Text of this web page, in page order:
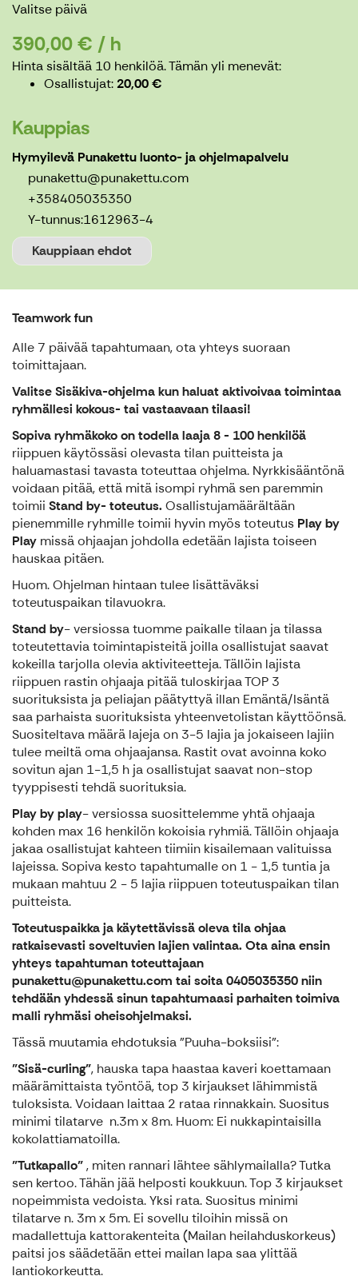
Valitse päivä
390,00 € / h
Hinta sisältää 10 henkilöä.Tämän yli menevät:
Osallistujat 20,00 €
Kauppias
Hymyilevä Punakettu luonto- ja ohjelmapalvelu
punakettu@punakettu.com
+358405035350
Y-tunnus:1612963-4
Kauppiaan ehdot
Teamwork fun
Alle 7 päivää tapahtumaan, ota yhteys suoraan
toimittajaan.
Valitse Sisäkiva-ohjelma kun haluat aktivoivaa toimintaa
ryhmällesi kokous- tai vastaavaan tilaasi!
Sopiva ryhmäkoko on todella laaja 8 - 100 henkilöä
riippuen käytössäsi olevasta tilan puitteista ja
haluamastasi tavasta toteuttaa ohjelma. Nyrkkisääntönä
voidaan pitää, että mitä isompi ryhmä sen paremmin
toimii Stand by- toteutus. Osallistujamäärältään
pienemmille ryhmille toimii hyvin myös toteutus Play by
Play missä ohjaajan johdolla edetään lajista toiseen
hauskaa pitäen.
Huom. Ohjelman hintaan tulee lisättäväksi
toteutuspaikan tilavuokra.
Stand by- versiossa tuomme paikalle tilaan ja tilassa
toteutettavia toimintapisteitä joilla osallistujat saavat
kokeilla tarjolla olevia aktiviteetteja. Tällöin lajista
riippuen rastin ohjaaja pitää tuloskirjaa TOP 3
suorituksista ja peliajan päätyttyä illan Emäntä/Isäntä
saa parhaista suorituksista yhteenvetolistan käyttöönsä.
Suositeltava määrä lajeja on 3-5 lajia ja jokaiseen lajiin
tulee meiltä oma ohjaajansa. Rastit ovat avoinna koko
sovitun ajan 1-1,5 h ja osallistujat saavat non-stop
tyyppisesti tehdä suorituksia.
Play by play- versiossa suosittelemme yhtä ohjaaja
kohden max 16 henkilön kokoisia ryhmiä. Tällöin ohjaaja
jakaa osallistujat kahteen tiimiin kisailemaan valituissa
lajeissa. Sopiva kesto tapahtumalle on 1 - 1,5 tuntia ja
mukaan mahtuu 2 - 5 lajia riippuen toteutuspaikan tilan
puitteista.
Toteutuspaikka ja käytettävissä oleva tila ohjaa
ratkaisevasti soveltuvien lajien valintaa. Ota aina ensin
yhteys tapahtuman toteuttajaan
punakettu@punakettu.com tai soita 0405035350 niin
tehdään yhdessä sinun tapahtumaasi parhaiten toimiva
malli ryhmäsi oheisohjelmaksi.
Tässä muutamia ehdotuksia "Puuha-boksiisi":
"Sisä-curling", hauska tapa haastaa kaveri koettamaan
määrämittaista työntöä, top 3 kirjaukset lähimmistä
tuloksista. Voidaan laittaa 2 rataa rinnakkain. Suositus
minimi tilatarve n.3m x 8m. Huom: Ei nukkapintaisilla
kokolattiamatoilla.
"Tutkapallo", miten rannari lähtee sählymailalla? Tutka
sen kertoo. Tähän jää helposti koukkuun. Top 3 kirjaukset
nopeimmista vedoista. Yksi rata. Suositus minimi
tilatarve n. 3m x 5m. Ei sovellu tiloihin missä on
madallettuja kattorakenteita (Mailan heilahduskorkeus)
paitsi jos säädetään ettei mailan lapa saa ylittää
lantiokorkeutta.